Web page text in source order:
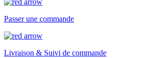
Passer une commande
Livraison & Suivi de commande